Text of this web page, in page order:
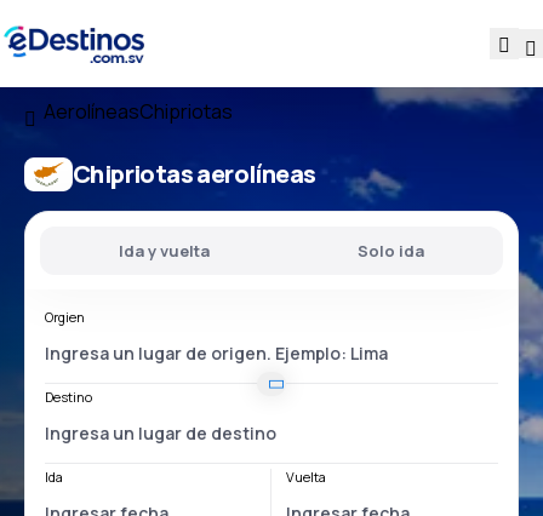
AerolíneasChipriotas
Chipriotas aerolíneas
Ida y vuelta Solo ida
Orgien
Destino
Ida Vuelta